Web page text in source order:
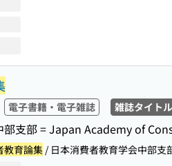
電子書籍・電子雑誌 雑誌タイトル
部支部 = Japan Academy of
教育論集/ 日本消費者教育学会中部支